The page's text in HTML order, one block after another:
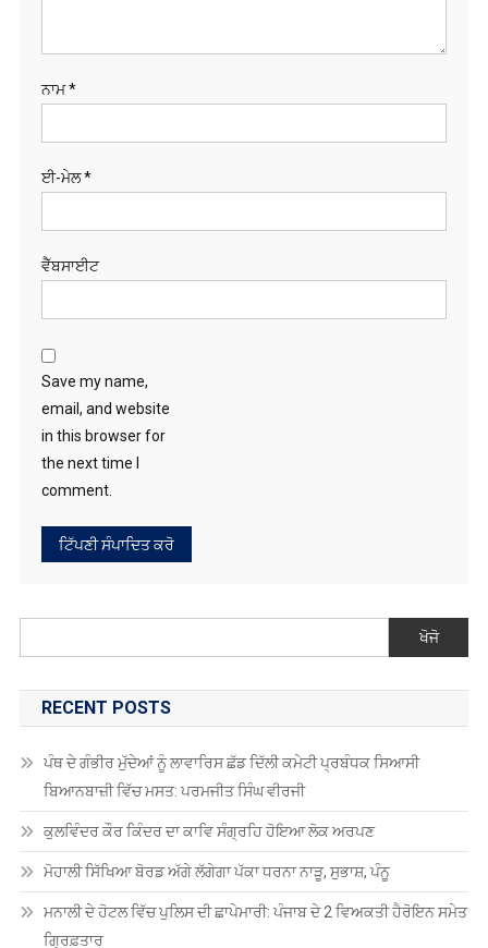
in this browser for
RECENT POSTS
ਬਿਆਨਬਾਜ਼ੀ ਵਿੱਚ ਮਸਤ: ਪਰਮਜੀਤ ਸਿੰਘ ਵੀਰਜੀ
ਗ੍ਰਿਫ਼ਤਾਰ
ਕੇਵਲ ਢਿੱਲੋਂ ਨੂੰ ਕੀਤਾ ਤਲਬ
RECENT COMMENTS
Antonio2064onਗੁਰਦਾਸ ਮਾਨ ਹਰਿਮੰਦਰ ਸਾਹਿਬ ਹੋਏ ਨਤਮਸਤਕ
Robin Singh Robin Singh